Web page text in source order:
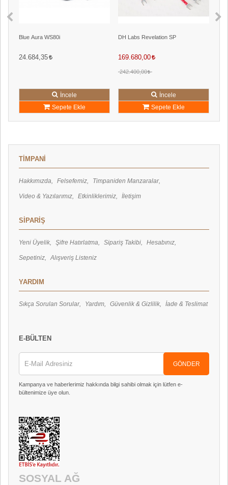
Pink Faun
Sovtek
Stein Music
Supra
Volumio
Blue Aura WS80i
24.684,35
İncele
Sepete Ekle
DH Labs Revelation SP
169.680,00
242.400,00
İncele
Sepete Ekle
TİMPANİ
Hakkımızda Felsefemiz Timpaniden Manzaralar
Video & Yazılarımız Etkinliklerimiz İletişim
SİPARİŞ
Yeni Üyelik Şifre Hatırlatma Sipariş Takibi Hesabınız
Sepetiniz Alışveriş Listeniz
YARDIM
Sıkça Sorulan Sorular Yardım Güvenlik & Gizlilik İade & Teslimat
E-BÜLTEN
GÖNDER
Kampanya ve haberlerimiz hakkında bilgi sahibi olmak için lütfen e-
bültenimize üye olun.
SOSYAL AĞ